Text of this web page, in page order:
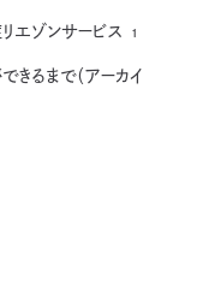
エゾンサービス 1
きるまで（アーカイ